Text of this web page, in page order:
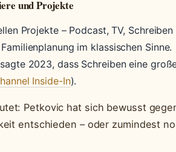
und Projekte
Projekte – Podcast, TV,
im klassischen Sinne.
2023, dass Schreiben eine
Inside-In).
Petkovic hat sich bewusst
entschieden – oder zumindest